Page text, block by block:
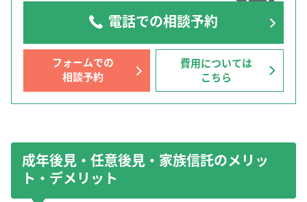
電話での相談予約
フォームでの
相談予約
費用については
こちら
成年後見・任意後見・家族信託のメリッ
ト・デメリット